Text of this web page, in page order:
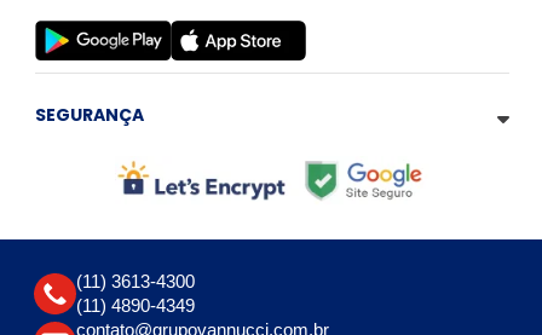
SEGURANÇA
(11) 3613-4300
(11) 4890-4349
contato@grupovannucci.com.br